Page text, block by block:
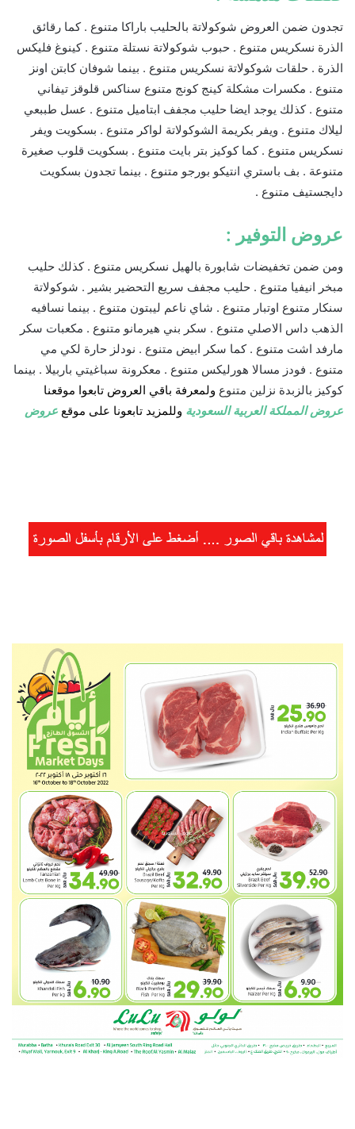
تجدون ضمن العروض شوكولاتة بالحليب باراكا متنوع . كما رقائق
الذرة نسكريس متنوع . حبوب شوكولاتة نستلة متنوع . كينوغ فليكس
الذرة . حلقات شوكولاتة نسكريس متنوع . بينما شوفان كابتن اونز
متنوع . مكسرات مشكلة كينج كونج متنوع سناكس قلوقز تيفاني
متنوع . كذلك يوجد ايضا حليب مجفف ابتاميل متنوع . عسل طببعي
ليلاك متنوع . ويفر بكريمة الشوكولاتة لواكر متنوع . بسكويت ويفر
نسكريس متنوع . كما كوكيز بتر بايت متنوع . بسكويت قلوب صغيرة
متنوعة . بف باستري انتيكو بورجو متنوع . بينما تجدون بسكويت
دايجستيف متنوع .
عروض التوفير :
ومن ضمن تخفيضات شابورة بالهيل نسكريس متنوع . كذلك حليب
مبخر انيفيا متنوع . حليب مجفف سريع التحضير بشير . شوكولاتة
سنكار متنوع اوتبار متنوع . شاي ناعم ليبتون متنوع . بينما نسافيه
الذهب داس الاصلي متنوع . سكر بني هيرمانو متنوع . مكعبات سكر
مارفد اشت متنوع . كما سكر ابيض متنوع . نودلز حارة لكي مي
متنوع . فودز مسالا هورليكس متنوع . معكرونة سباغيتي باربيلا . بينما
كوكيز بالزبدة نزلين متنوع ولمعرفة باقي العروض تابعوا موقعنا
عروض المملكة العربية السعودية وللمزيد تابعونا على موقع عروض